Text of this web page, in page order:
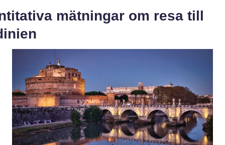
mätningar om resa till